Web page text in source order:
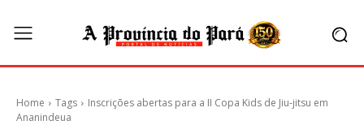
Home Tags
Inscrições abertas para a II Copa Kids de Jiu-jitsu em
Ananindeua